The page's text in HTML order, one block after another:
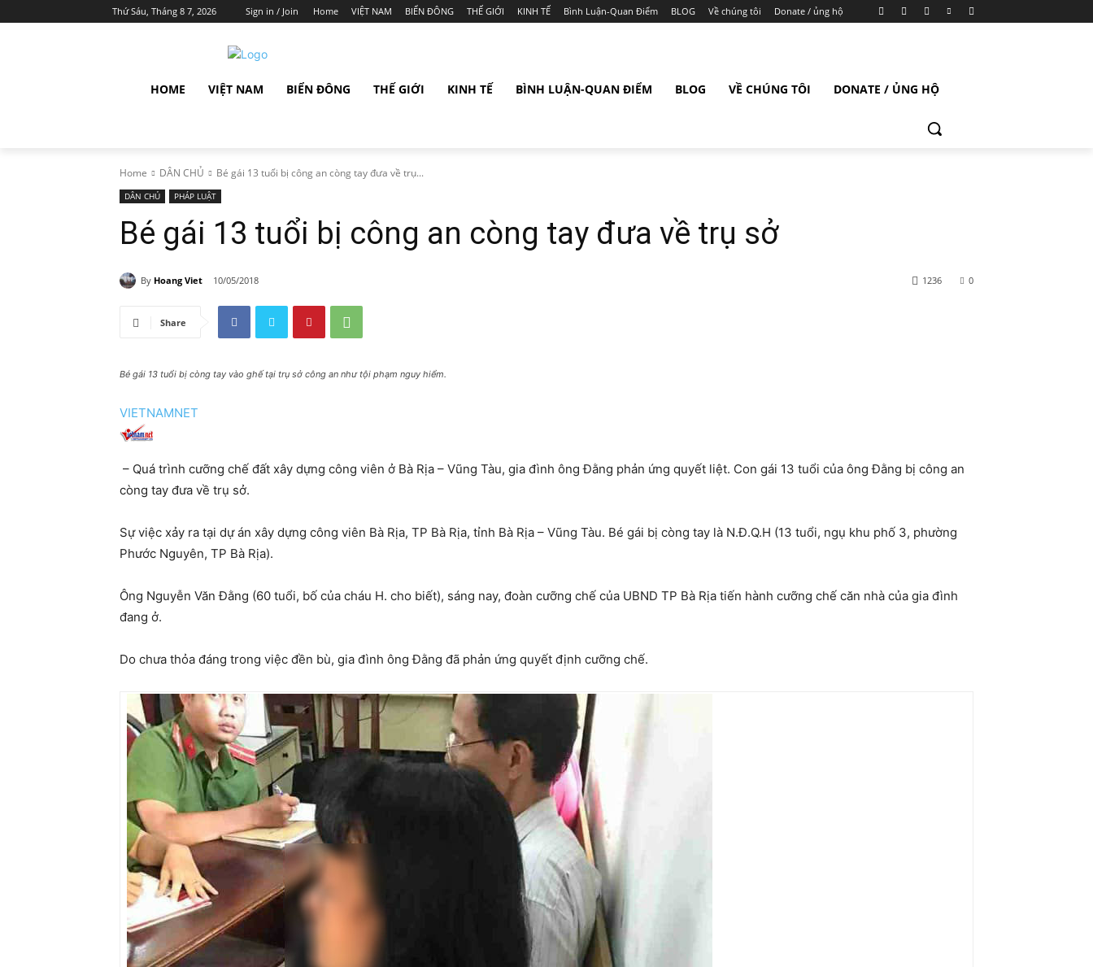
Thứ Sáu, Tháng 8 7, 2026 Sign in / Join Home VIỆT NAM BIỂN ĐÔNG THẾ GIỚI KINH TẾ Bình Luận-Quan Điểm BLOG Về chúng tôi Donate / ủng hộ
HOME VIỆT NAM BIỂN ĐÔNG THẾ GIỚI KINH TẾ BÌNH LUẬN-QUAN ĐIỂM BLOG VỀ CHÚNG TÔI DONATE / ỦNG HỘ
Home DÂN CHỦ Bé gái 13 tuổi bị công an còng tay đưa về trụ...
DÂN CHỦ PHÁP LUẬT
Bé gái 13 tuổi bị công an còng tay đưa về trụ sở
By Hoang Viet 10/05/2018 0
1236
Share
Bé gái 13 tuổi bị còng tay vào ghế tại trụ sở công an như tội phạm nguy hiểm.
VIETNAMNET
– Quá trình cưỡng chế đất xây dựng công viên ở Bà Rịa – Vũng Tàu, gia đình ông Đằng phản ứng quyết liệt. Con gái 13 tuổi của ông Đằng bị công an
còng tay đưa về trụ sở.
Sự việc xảy ra tại dự án xây dựng công viên Bà Rịa, TP Bà Rịa, tỉnh Bà Rịa – Vũng Tàu. Bé gái bị còng tay là N.Đ.Q.H (13 tuổi, ngụ khu phố 3, phường
Phước Nguyên, TP Bà Rịa).
Ông Nguyễn Văn Đằng (60 tuổi, bố của cháu H. cho biết), sáng nay, đoàn cưỡng chế của UBND TP Bà Rịa tiến hành cưỡng chế căn nhà của gia đình
đang ở.
Do chưa thỏa đáng trong việc đền bù, gia đình ông Đằng đã phản ứng quyết định cưỡng chế.